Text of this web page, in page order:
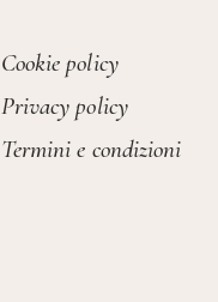
Cookie policy
Privacy policy
Termini e condizioni